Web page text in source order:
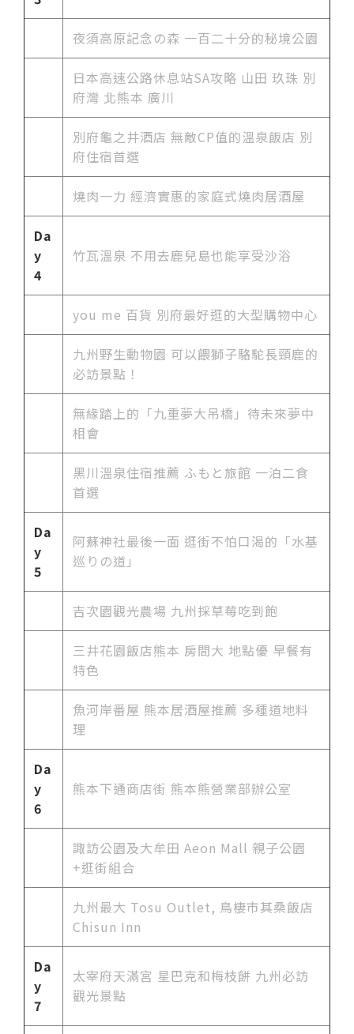
夜須高原記念の森 一百二十分的秘境公園
日本高速公路休息站SA攻略 山田 玖珠 別
府灣 北熊本 廣川
別府龜之井酒店 無敵CP值的溫泉飯店 別
府住宿首選
燒肉一力 經濟實惠的家庭式燒肉居酒屋
Da
y
4
竹瓦溫泉 不用去鹿兒島也能享受沙浴
you me 百貨 別府最好逛的大型購物中心
九州野生動物園 可以餵獅子駱駝長頸鹿的
必訪景點！
無緣踏上的「九重夢大吊橋」待未來夢中
相會
黑川溫泉住宿推薦 ふもと旅館 一泊二食
首選
Da
y
5
阿蘇神社最後一面 逛街不怕口渴的「水基
巡りの道」
吉次園觀光農場 九州採草莓吃到飽
三井花園飯店熊本 房間大 地點優 早餐有
特色
魚河岸番屋 熊本居酒屋推薦 多種道地料
理
Da
y
6
熊本下通商店街 熊本熊營業部辦公室
諏訪公園及大牟田 Aeon Mall 親子公園
+逛街組合
九州最大 Tosu Outlet, 鳥棲市其桑飯店
Chisun Inn
Da
y
7
太宰府天滿宮 星巴克和梅枝餅 九州必訪
觀光景點